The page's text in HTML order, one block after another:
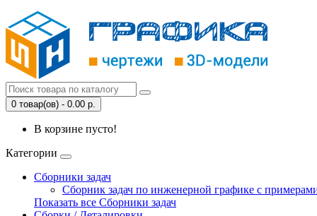
0 товар(ов) - 0.00 р.
В корзине пусто!
Категории
Сборники задач
Сборник задач по инженерной графике с
Показать все Сборники задач